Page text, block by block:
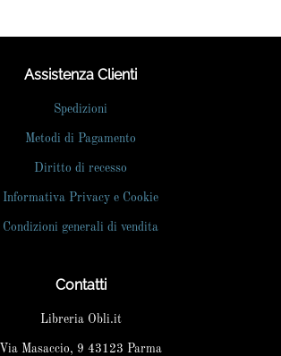
Assistenza Clienti
Spedizioni
Metodi di Pagamento
Diritto di recesso
Informativa Privacy e Cookie
Condizioni generali di vendita
Contatti
Libreria Obli.it
Via Masaccio, 9 43123 Parma